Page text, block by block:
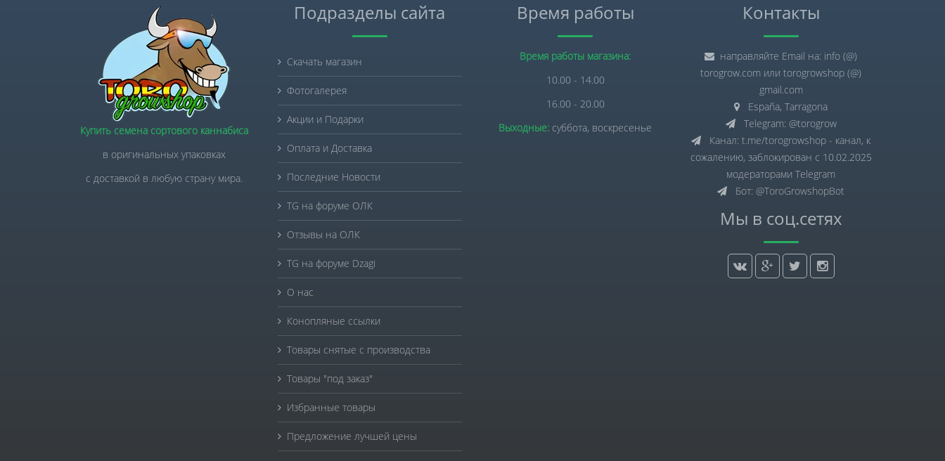
Купить семена сортового каннабиса
в оригинальных упаковках
с доставкой в любую страну мира.
Подразделы сайта
Скачать магазин
Фотогалерея
Акции и Подарки
Оплата и Доставка
Последние Новости
TG на форуме ОЛК
Отзывы на ОЛК
TG на форуме Dzagi
О нас
Конопляные ссылки
Товары снятые с производства
Товары "под заказ"
Избранные товары
Предложение лучшей цены
Время работы
Время работы магазина:
10.00 - 14.00
16.00 - 20.00
Выходные: суббота, воскресенье
Контакты
направляйте Email на: info (@)
torogrow.com или torogrowshop (@)
gmail.com
España, Tarragona
Telegram: @torogrow
Канал: t.me/torogrowshop - канал, к
сожалению, заблокирован с 10.02.2025
модераторами Telegram
Бот: @ToroGrowshopBot
Мы в соц.сетях